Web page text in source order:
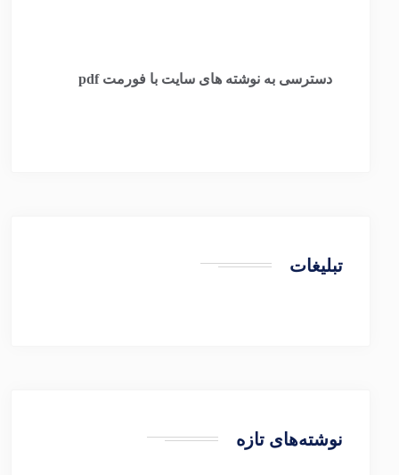
دسترسی به نوشته های سایت با فورمت pdf
تبلیغات
نوشته‌های تازه